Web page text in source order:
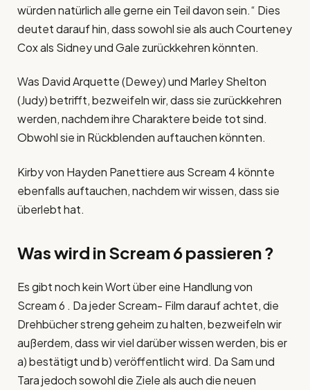
würden natürlich alle gerne ein Teil davon sein.“ Dies
deutet darauf hin, dass sowohl sie als auch Courteney
Cox als Sidney und Gale zurückkehren könnten.
Was David Arquette (Dewey) und Marley Shelton
(Judy) betrifft, bezweifeln wir, dass sie zurückkehren
werden, nachdem ihre Charaktere beide tot sind.
Obwohl sie in Rückblenden auftauchen könnten.
Kirby von Hayden Panettiere aus Scream 4 könnte
ebenfalls auftauchen, nachdem wir wissen, dass sie
überlebt hat.
Was wird in Scream 6 passieren ?
Es gibt noch kein Wort über eine Handlung von
Scream 6 . Da jeder Scream- Film darauf achtet, die
Drehbücher streng geheim zu halten, bezweifeln wir
außerdem, dass wir viel darüber wissen werden, bis er
a) bestätigt und b) veröffentlicht wird. Da Sam und
Tara jedoch sowohl die Ziele als auch die neuen